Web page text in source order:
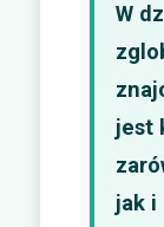
W
jest
jak i